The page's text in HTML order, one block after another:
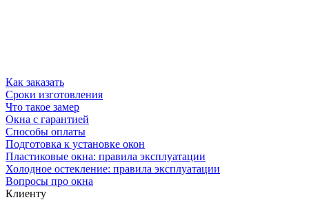
Как заказать
Сроки изготовления
Что такое замер
Окна с гарантией
Способы оплаты
Подготовка к установке окон
Пластиковые окна: правила эксплуатации
Холодное остекление: правила эксплуатации
Вопросы про окна
Клиенту